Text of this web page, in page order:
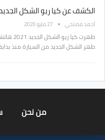
الكشف عن كيا ريو الشكل الجديد 2021 رسميًا في
أحمد مصلحي 27 مايو 2020
ظهرت
ظهر الشكل الجديد من السيارة منذ
من نحن